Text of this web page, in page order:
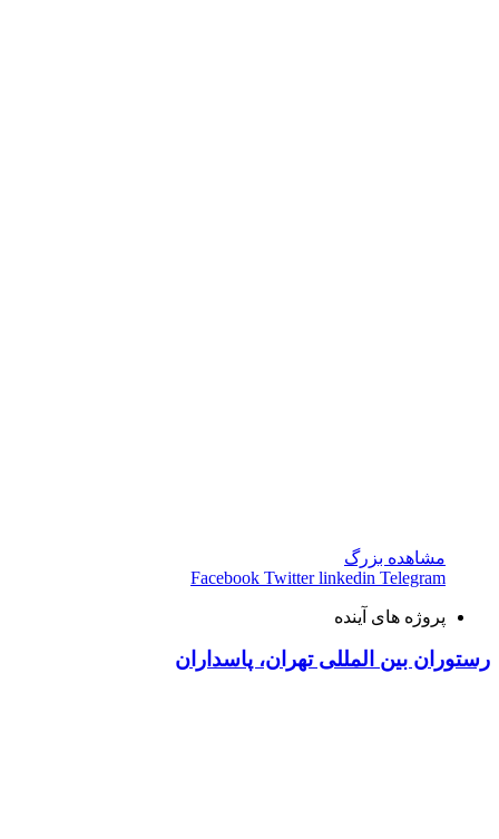
مشاهده بزرگ
Facebook Twitter linkedin Telegram
پروژه های آینده
رستوران بین المللی تهران، پاسداران